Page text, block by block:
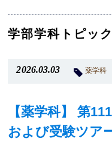
学部学科トピッ
2026.03.03 薬学科
【薬学科】 第
および受験ツア